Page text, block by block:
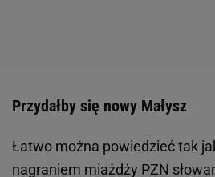
Przydałby się nowy Małysz
Łatwo można powiedzieć tak
nagraniem miażdży PZN